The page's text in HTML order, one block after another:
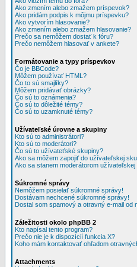
Ako zmením alebo zmažem príspevok?
Ako pridám podpis k môjmu príspevku?
Ako vytvorím hlasovanie?
Ako zmením alebo zmažem hlasovanie?
Prečo sa nemôžem dostať k fóru?
Prečo nemôžem hlasovať v ankete?
Formátovanie a typy príspevkov
Čo je BBCode?
Môžem používať HTML?
Čo to sú smajlíky?
Môžem pridávať obrázky?
Čo sú to oznámenia?
Čo sú to dôležité témy?
Čo sú to uzamknuté témy?
Užívateľské úrovne a skupiny
Kto sú to administrátori?
Kto sú to moderátori?
Čo sú to užívateťské skupiny?
Ako sa môžem zapojiť do užívateľskej
Ako sa stanem moderátorom užívateľskej
Súkromné správy
Nemôžem posielať súkromné správy!
Dostávam nechcené súkromné správy!
Dostal som spamový a otravný e-mail od
Záležitosti okolo phpBB 2
Kto napísal tento program?
Prečo nie je k dispozícií funkcia X?
Koho mám kontaktovať ohľadom
Attachments